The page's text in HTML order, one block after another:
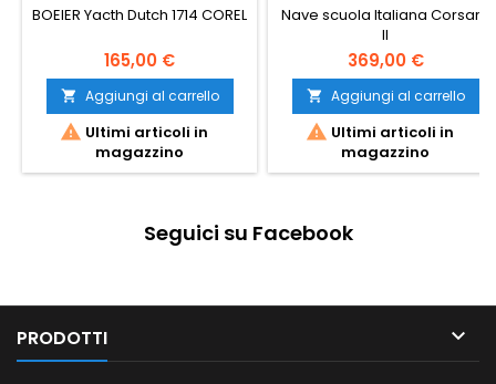
BOEIER Yacth Dutch 1714 COREL
165,00 €
 Aggiungi al carrello
 Ultimi articoli in
magazzino
Nave scuola Italiana Corsaro
II
369,00 €
 Aggiungi al carrello
 Ultimi articoli in
magazzino
Seguici su Facebook
PRODOTTI 